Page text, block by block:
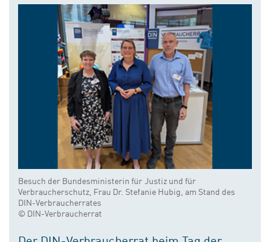
Besuch der Bundesministerin für Justiz und für
Verbraucherschutz, Frau Dr. Stefanie Hubig, am Stand des
DIN-Verbraucherrates
© DIN-Verbraucherrat